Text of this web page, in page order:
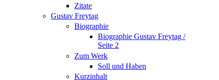
Zitate
Gustav Freytag
Biographie
Biographie Gustav Freytag /
Seite 2
Zum Werk
Soll und Haben
Kurzinhalt